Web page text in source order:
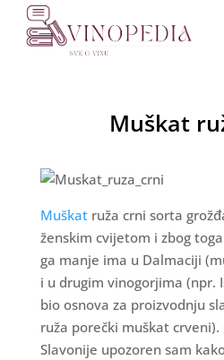
Muškat
Muškatruža crni sorta
ženskim cvijetom i zbog
ga manje ima u Dalmaciji
i u drugim vinogorjima (npr.
bio osnova za proizvodnju
ruža porečki muškat
Slavonije upozoren sam